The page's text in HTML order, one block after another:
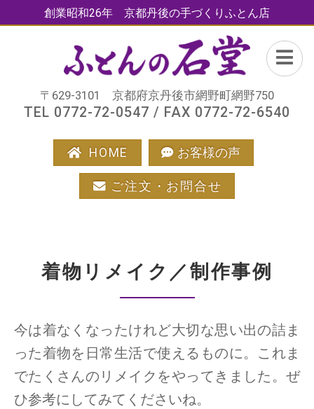
創業昭和26年 京都丹後の手づくりふとん店
〒629-3101 京都府京丹後市網野町網野750
TEL 0772-72-0547 / FAX 0772-72-6540
HOME お客様の声
ご注文・お問合せ
着物リメイク／制作事例
今は着なくなったけれど大切な思い出の詰ま
った着物を日常生活で使えるものに。 これま
でたくさんのリメイクをやってきました。ぜ
ひ参考にしてみてくださいね。